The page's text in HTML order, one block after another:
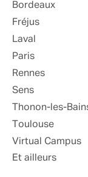
Bordeaux
Fréjus
Laval
Paris
Rennes
Sens
Thonon-les-
Toulouse
Virtual Campus
Et ailleurs